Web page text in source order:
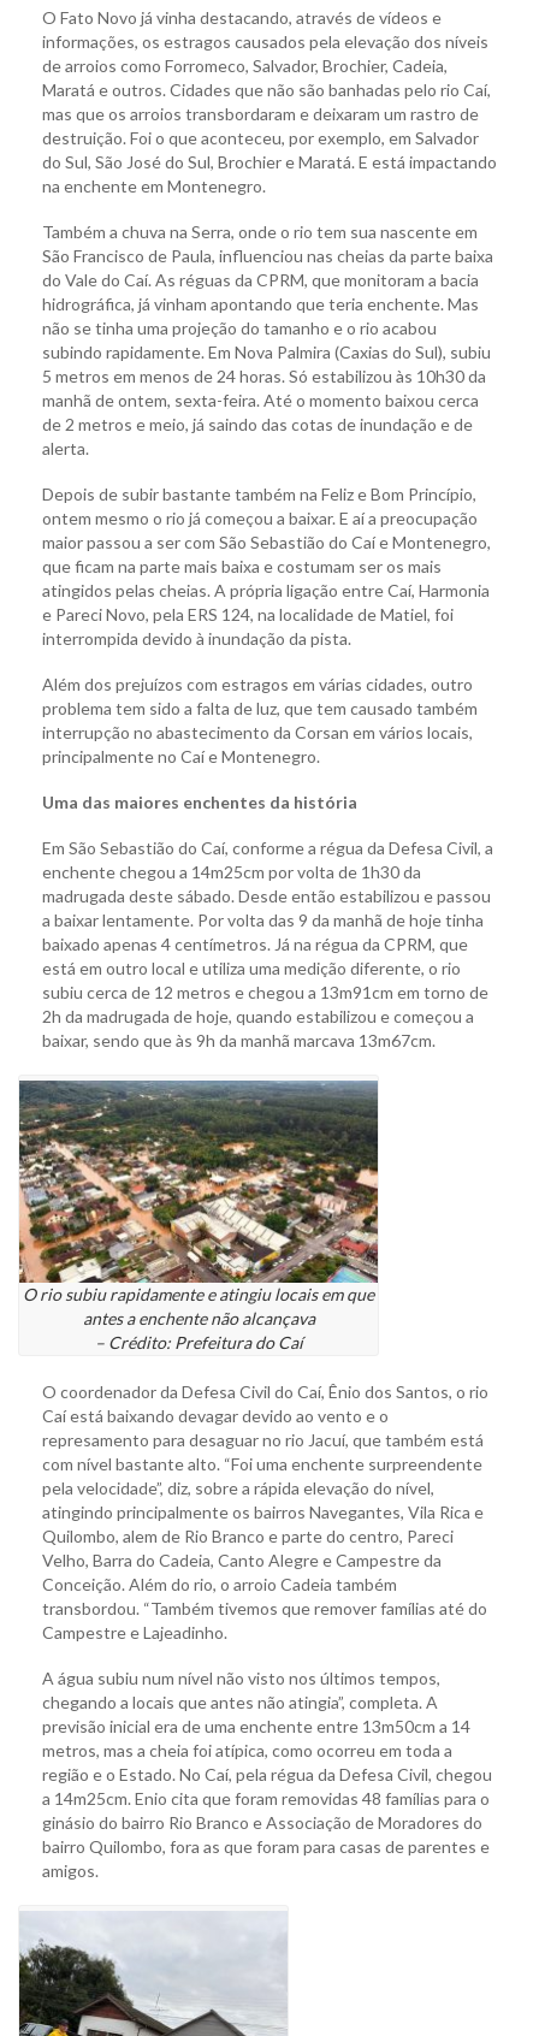
O Fato Novo já vinha destacando, através de vídeos e
informações, os estragos causados pela elevação dos níveis
de arroios como Forromeco, Salvador, Brochier, Cadeia,
Maratá e outros. Cidades que não são banhadas pelo rio Caí,
mas que os arroios transbordaram e deixaram um rastro de
destruição. Foi o que aconteceu, por exemplo, em Salvador
do Sul, São José do Sul, Brochier e Maratá. E está impactando
na enchente em Montenegro.
Também a chuva na Serra, onde o rio tem sua nascente em
São Francisco de Paula, influenciou nas cheias da parte baixa
do Vale do Caí. As réguas da CPRM, que monitoram a bacia
hidrográfica, já vinham apontando que teria enchente. Mas
não se tinha uma projeção do tamanho e o rio acabou
subindo rapidamente. Em Nova Palmira (Caxias do Sul), subiu
5 metros em menos de 24 horas. Só estabilizou às 10h30 da
manhã de ontem, sexta-feira. Até o momento baixou cerca
de 2 metros e meio, já saindo das cotas de inundação e de
alerta.
Depois de subir bastante também na Feliz e Bom Princípio,
ontem mesmo o rio já começou a baixar. E aí a preocupação
maior passou a ser com São Sebastião do Caí e Montenegro,
que ficam na parte mais baixa e costumam ser os mais
atingidos pelas cheias. A própria ligação entre Caí, Harmonia
e Pareci Novo, pela ERS 124, na localidade de Matiel, foi
interrompida devido à inundação da pista.
Além dos prejuízos com estragos em várias cidades, outro
problema tem sido a falta de luz, que tem causado também
interrupção no abastecimento da Corsan em vários locais,
principalmente no Caí e Montenegro.
Uma das maiores enchentes da história
Em São Sebastião do Caí, conforme a régua da Defesa Civil, a
enchente chegou a 14m25cm por volta de 1h30 da
madrugada deste sábado. Desde então estabilizou e passou
a baixar lentamente. Por volta das 9 da manhã de hoje tinha
baixado apenas 4 centímetros. Já na régua da CPRM, que
está em outro local e utiliza uma medição diferente, o rio
subiu cerca de 12 metros e chegou a 13m91cm em torno de
2h da madrugada de hoje, quando estabilizou e começou a
baixar, sendo que às 9h da manhã marcava 13m67cm.
O rio subiu rapidamente e atingiu locais em que
antes a enchente não alcançava
– Crédito: Prefeitura do Caí
O coordenador da Defesa Civil do Caí, Ênio dos Santos, o rio
Caí está baixando devagar devido ao vento e o
represamento para desaguar no rio Jacuí, que também está
com nível bastante alto. “Foi uma enchente surpreendente
pela velocidade”, diz, sobre a rápida elevação do nível,
atingindo principalmente os bairros Navegantes, Vila Rica e
Quilombo, alem de Rio Branco e parte do centro, Pareci
Velho, Barra do Cadeia, Canto Alegre e Campestre da
Conceição. Além do rio, o arroio Cadeia também
transbordou. “Também tivemos que remover famílias até do
Campestre e Lajeadinho.
A água subiu num nível não visto nos últimos tempos,
chegando a locais que antes não atingia”, completa. A
previsão inicial era de uma enchente entre 13m50cm a 14
metros, mas a cheia foi atípica, como ocorreu em toda a
região e o Estado. No Caí, pela régua da Defesa Civil, chegou
a 14m25cm. Enio cita que foram removidas 48 famílias para o
ginásio do bairro Rio Branco e Associação de Moradores do
bairro Quilombo, fora as que foram para casas de parentes e
amigos.